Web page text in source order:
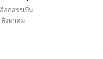
อกสรรเป็น
สิงหาคม